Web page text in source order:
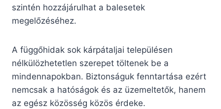
szintén hozzájárulhat a balesetek
megelőzéséhez.
A függőhidak sok kárpátaljai településen
nélkülözhetetlen szerepet töltenek be a
mindennapokban. Biztonságuk fenntartása ezért
nemcsak a hatóságok és az üzemeltetők, hanem
az egész közösség közös érdeke.